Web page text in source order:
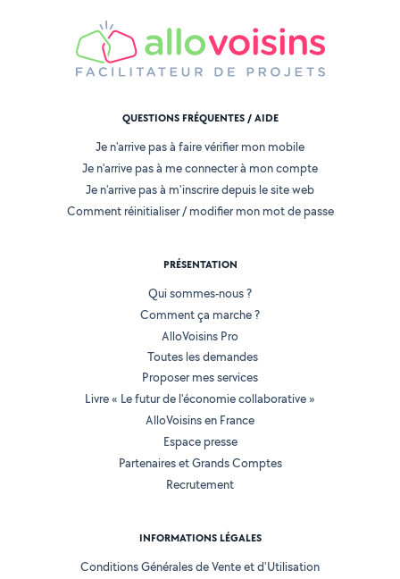
QUESTIONS FRÉQUENTES / AIDE
Je n'arrive pas à faire vérifier mon mobile
Je n'arrive pas à me connecter à mon compte
Je n'arrive pas à m'inscrire depuis le site web
Comment réinitialiser / modifier mon mot de passe
PRÉSENTATION
Qui sommes-nous ?
Comment ça marche ?
AlloVoisins Pro
Toutes les demandes
Proposer mes services
Livre « Le futur de l'économie collaborative »
AlloVoisins en France
Espace presse
Partenaires et Grands Comptes
Recrutement
INFORMATIONS LÉGALES
Conditions Générales de Vente et d'Utilisation